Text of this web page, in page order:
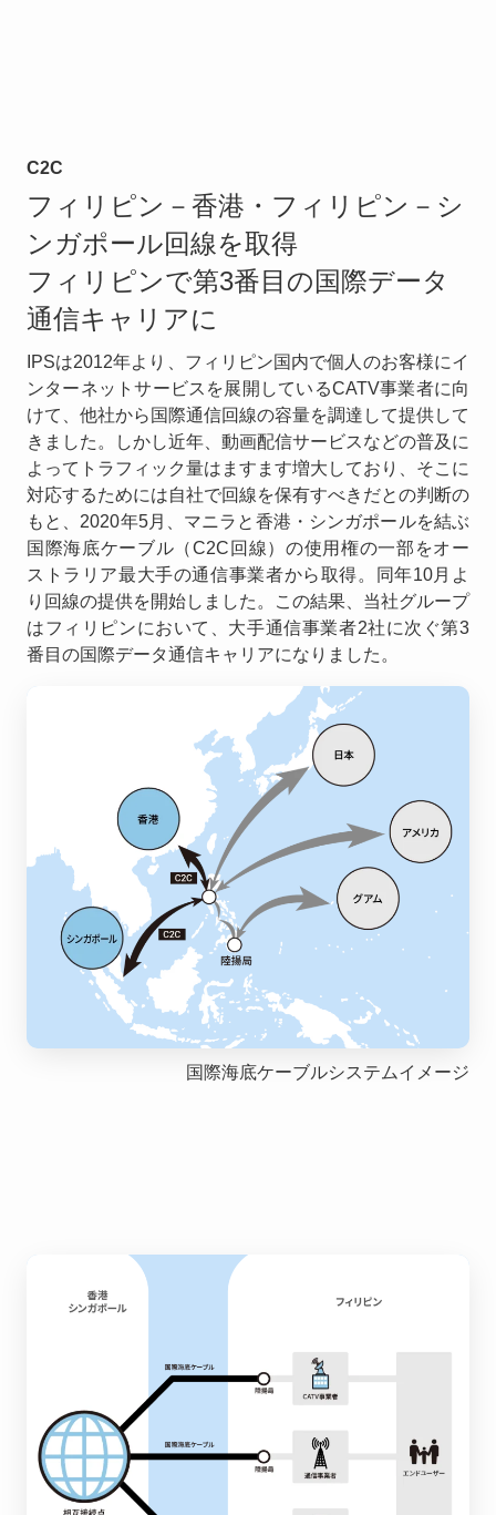
C2C
フィリピン－香港・フィリピン－シ
ンガポール回線を取得
フィリピンで第3番目の国際データ
通信キャリアに
IPSは2012年より、フィリピン国内で個人のお客様にイ
ンターネットサービスを展開しているCATV事業者に向
けて、他社から国際通信回線の容量を調達して提供して
きました。しかし近年、動画配信サービスなどの普及に
よってトラフィック量はますます増大しており、そこに
対応するためには自社で回線を保有すべきだとの判断の
もと、2020年5月、マニラと香港・シンガポールを結ぶ
国際海底ケーブル（C2C回線）の使用権の一部をオー
ストラリア最大手の通信事業者から取得。同年10月よ
り回線の提供を開始しました。この結果、当社グループ
はフィリピンにおいて、大手通信事業者2社に次ぐ第3
番目の国際データ通信キャリアになりました。
国際海底ケーブルシステムイメージ